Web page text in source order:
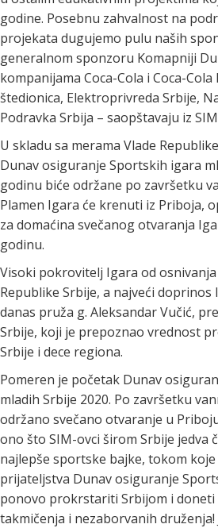
godine. Posebnu zahvalnost na
projekata dugujemo pulu naših
generalnom sponzoru Komapniji
kompanijama Coca-Cola i Coca-
štedionica, Elektroprivreda Srbije,
Podravka Srbija – saopštavaju iz
U skladu sa merama Vlade
Dunav osiguranje Sportskih igara
godinu biće održane po završetku
Plamen Igara će krenuti iz Priboja,
za domaćina svečanog otvaranja
godinu.
Visoki pokrovitelj Igara od
Republike Srbije, a najveći
danas pruža g. Aleksandar Vučić,
Srbije, koji je prepoznao vrednost
Srbije i dece regiona.
Pomeren je početak Dunav
mladih Srbije 2020. Po završetku
održano svečano otvaranje u
ono što SIM-ovci širom Srbije jedva
najlepše sportske bajke, tokom
prijateljstva Dunav osiguranje
ponovo prokrstariti Srbijom i doneti
takmičenja i nezaborvanih